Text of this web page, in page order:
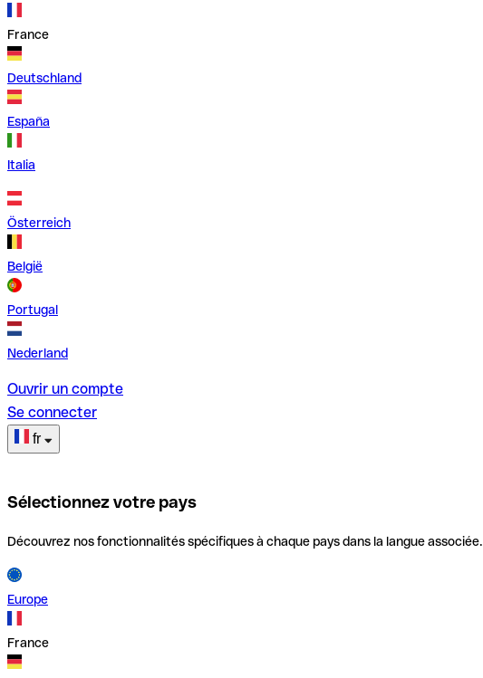
France
Deutschland
España
Italia
Österreich
België
Portugal
Nederland
Ouvrir un compte
Se connecter
fr
Sélectionnez votre pays
Découvrez nos fonctionnalités spécifiques à chaque pays dans la langue associée.
Europe
France